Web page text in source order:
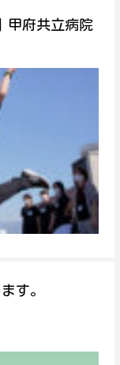
甲府共立病院
す。